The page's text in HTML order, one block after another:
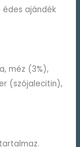
édes ajándék
méz (3%),
(szójalecitin),